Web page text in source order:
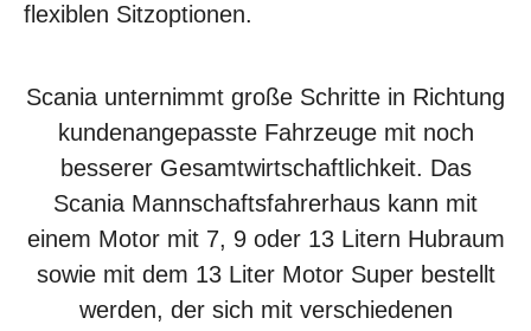
flexiblen Sitzoptionen.
Scania unternimmt große Schritte in Richtung
kundenangepasste Fahrzeuge mit noch
besserer Gesamtwirtschaftlichkeit. Das
Scania Mannschaftsfahrerhaus kann mit
einem Motor mit 7, 9 oder 13 Litern Hubraum
sowie mit dem 13 Liter Motor Super bestellt
werden, der sich mit verschiedenen